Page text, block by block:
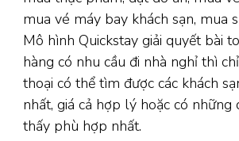
mua vé máy bay khách sạn, mua
Mô hình Quickstay giải quyết bài
hàng có nhu cầu đi nhà nghỉ thì
thoại có thể tìm được các khách
nhất, giá cả hợp lý hoặc có những
thấy phù hợp nhất.